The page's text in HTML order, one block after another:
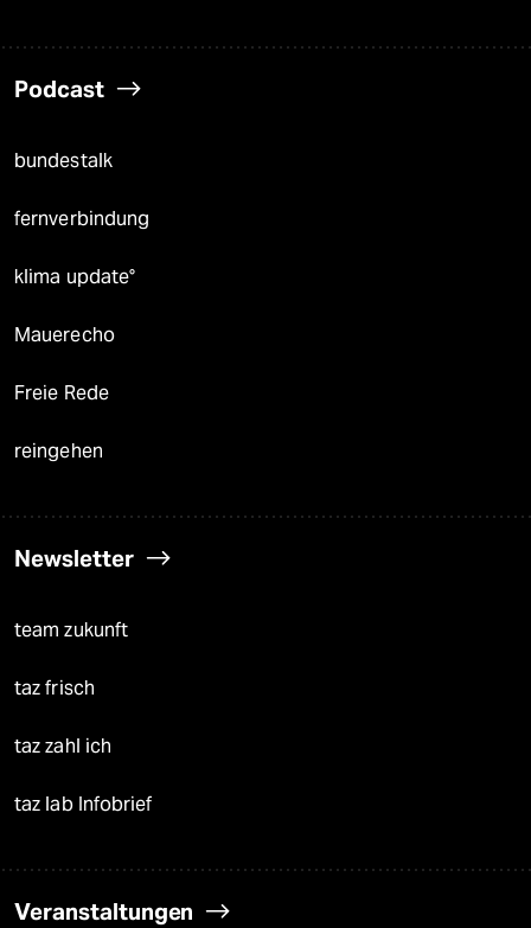
Podcast
bundestalk
fernverbindung
klima update°
Mauerecho
Freie Rede
reingehen
Newsletter
team zukunft
taz frisch
taz zahl ich
taz lab Infobrief
Veranstaltungen